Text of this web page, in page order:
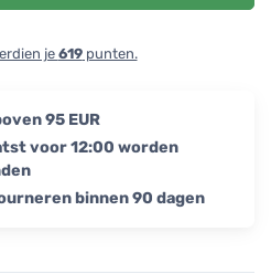
je 619punten.
95 EUR
voor 12:00 worden
binnen 90 dagen